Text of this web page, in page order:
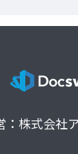
：株式会社